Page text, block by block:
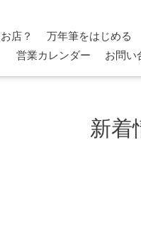
店？ 万年筆をはじめる
営業カレンダー
お問い
新着